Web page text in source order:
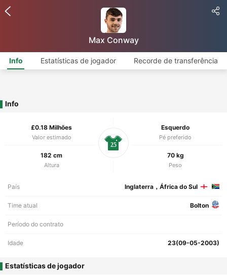
Max Conway
Info Estatísticas de jogador Recorde de transferência
Info
£0.18 Milhões
Valor estimado
Esquerdo
Pé preferido
182 cm
Altura
70 kg
Peso
25
País Inglaterra，África do Sul
Time atual Bolton
Período do contrato
Idade 23(09-05-2003)
Estatísticas de jogador